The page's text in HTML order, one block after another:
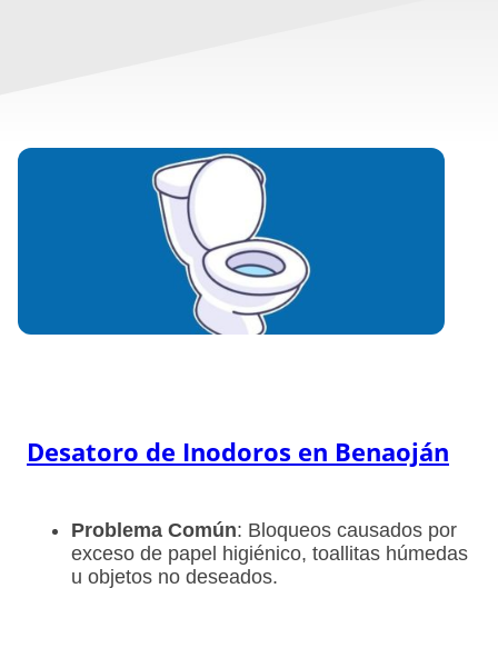
Desatoro de Inodoros en Benaoján
Problema Común: Bloqueos causados por
exceso de papel higiénico, toallitas húmedas
u objetos no deseados.